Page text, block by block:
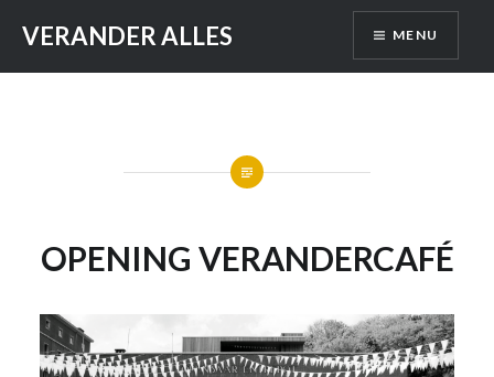
content
VERANDER ALLES MENU
OPENING VERANDERCAFÉ